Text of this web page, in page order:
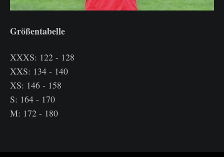
Größentabelle
XXXS: 122 - 128
XXS: 134 - 140
XS: 146 - 158
S: 164 - 170
M: 172 - 180